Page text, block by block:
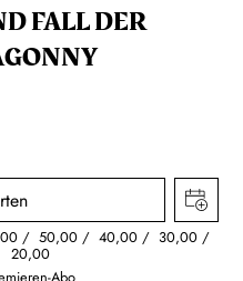
FALL DER
50,00 40,00 30,00
20,00